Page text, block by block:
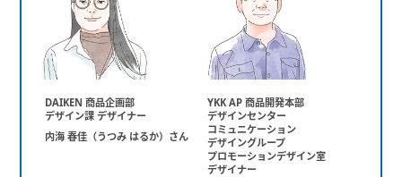
DAIKEN 商品企画部
デザイン課 デザイナー
内海 春佳（うつみ はるか）さん
YKK AP 商品開発本部
デザインセンター
コミュニケーション
デザイングループ
プロモーションデザイン室
デザイナー